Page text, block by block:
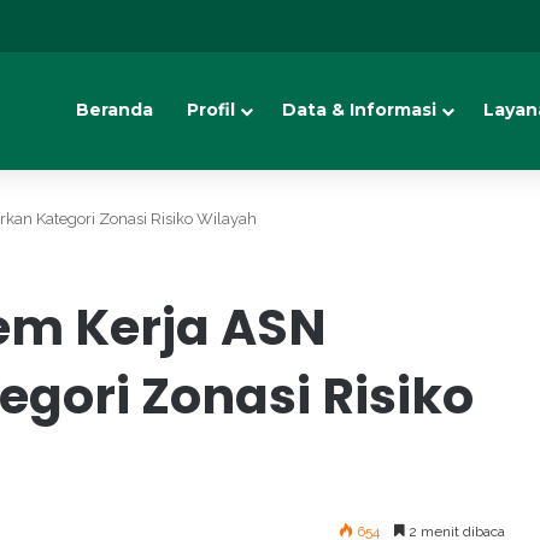
Beranda Profil Data & Informasi
Kategori Zonasi Risiko Wilayah
Kerja ASN
Zonasi Risiko
654 2 menit dibaca